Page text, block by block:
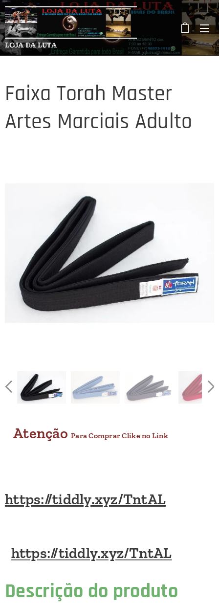
LOJA DA LUTA
Faixa Torah Master
Artes Marciais Adulto
AtençãoPara Comprar Clike no Link
https://tiddly.xyz/TntAL
https://tiddly.xyz/TntAL
Descrição do produto